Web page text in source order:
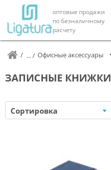
оптовые продажи
по безналичному
расчету
Офисные аксессуары
ЗАПИСНЫЕ КНИЖКИ
Сортировка